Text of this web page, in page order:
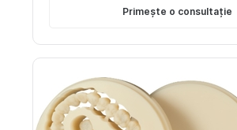
Primește o consultație